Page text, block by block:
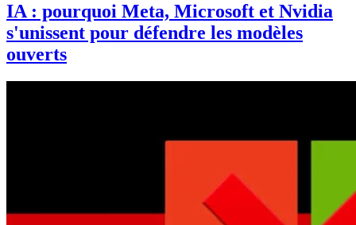
IA : pourquoi Meta, Microsoft et Nvidia
s'unissent pour défendre les modèles
ouverts